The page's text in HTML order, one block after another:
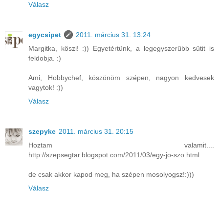
Válasz
egycsipet
2011. március 31. 13:24
Margitka, köszi! :)) Egyetértünk, a legegyszerűbb sütit is
feldobja. :)
Ami, Hobbychef, köszönöm szépen, nagyon kedvesek
vagytok! :))
Válasz
szepyke 2011. március 31. 20:15
Hoztam valamit....
http://szepsegtar.blogspot.com/2011/03/egy-jo-szo.html
de csak akkor kapod meg, ha szépen mosolyogsz!:)))
Válasz